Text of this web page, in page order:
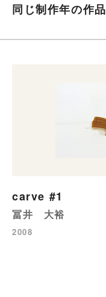
同じ制作年の作品
carve #1
冨井 大裕
2008